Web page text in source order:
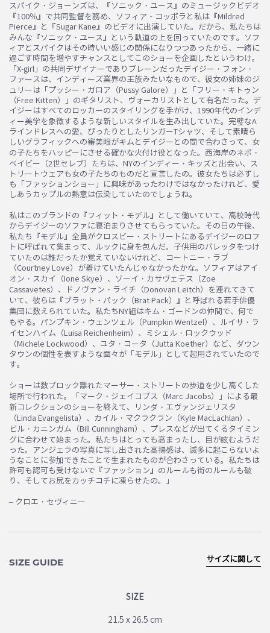
スパイク・ジョーンズは、『ソニック・ユース』のミュージックビデオ
『100％』で共同監督を務め、ソフィア・コッポラと私は『Mildred
Pierce』と『Sugar Kane』のビデオに出演していた。だから、私たちは
みんな『ソニック・ユース』という軌道の上を回っていたのです。ソフ
ィアとスパイクはその時いい感じの関係になりつつあったから、一緒に
過ごす時間を増やすチャンスとしてこのショーを企画したというわけ。
「X-girl」の共同デザイナーでありブレーンだったデイジー・フォン・
ファースは、インディーズ業界の王族みたいなもので、彼女の姉妹のジ
ュリーは「プッシー・ガロア（Pussy Galore）」と「フリー・キトゥン
（Free Kitten）」のギタリスト、ヴォーカリストとして有名だった。デ
イジーはすべてのロッカーのスタイリングを手がけ、1990年代のインデ
ィー美学を象徴するような新しいスタイルを生み出していた。完璧なA
ラインドレスへの愛、ぴったりとしたリンガーTシャツ、そして素晴ら
しいグラフィックへの審美眼がキムとデイジーとの間で合わさって、女
の子たちをハッピーにさせる確かな火付け役となった。西海岸のネポ・
ベイビー（2世セレブ）たちは、NYのインディー・キッズと出会い、ス
トリートウェアも女の子たちのものだと宣言したの。彼女たちは必ずし
も「ファッションショー」に興味があったわけではなかったけれど、愛
しあうカップルの熱意は伝染していたのでしょうね。
私はこのブランドの『フィット・モデル』として働いていて、高校時代
からデイジーのソファに寝泊まりさせてもらっていた。その日の午後、
私たち『モデル』全員がクロスビー・ストリートにあるデイジーのロフ
トに呼ばれて集まって、ルックに身を包んだ。子供用のバレッタをつけ
ていたのは誰だったか覚えていないけれど、コートニー・ラブ
（Courtney Love）が着けていたんじゃなかったかな。ソフィアはアイ
オン・スカイ（Ione Skye）、ゾーイ・カサヴェテス（Zoe
Cassavetes）、ドノヴァン・ライチ（Donovan Leitch）を連れてきて
いて、彼らは『ブラット・パック（Brat Pack）』と呼ばれる若手俳優
集団に数えられていた。私たちNY組はキム・ゴードンの仲間で、何で
もやる。パンプキン・ウェンツェル（Pumpkin Wentzel）、ルイサ・ラ
イセンハイム（Luisa Reichenheim）、ミシェル・ロックウッド
（Michele Lockwood）、ユタ・コータ（Jutta Koether）など、ダウン
タウンの個性を表すような面々が「モデル」として起用されていたので
す。
ショーは数ブロック離れたマーサー・ストリートの歩道を少し高くした
場所で行われた。「マーク・ジェイコブス（Marc Jacobs）」による最
新コレクションのショーを終えて、リンダ・エヴァンジェリスタ
（Linda Evangelista）、カイル・マクラクラン（Kyle MacLachlan）、
ビル・カニンガム（Bill Cunningham）、プレスなどが出てくるタイミン
グに合わせて始まった。私たちはとっても高まったし、目が眩むようだ
った。アンジェラの写真に写し出された高揚感は、滅多に起こらないよ
うなことに参加できたことで生まれたものが合わさっている。私たちは
許可も認可も受けないで『ファッション』のルールも街のルールも破
り、そしてお尻をカッチコチに凍らせたの。」
– クロエ・セヴィニー
SIZE GUIDE
SIZE
21.5 x 26.5 cm
サイズに関して